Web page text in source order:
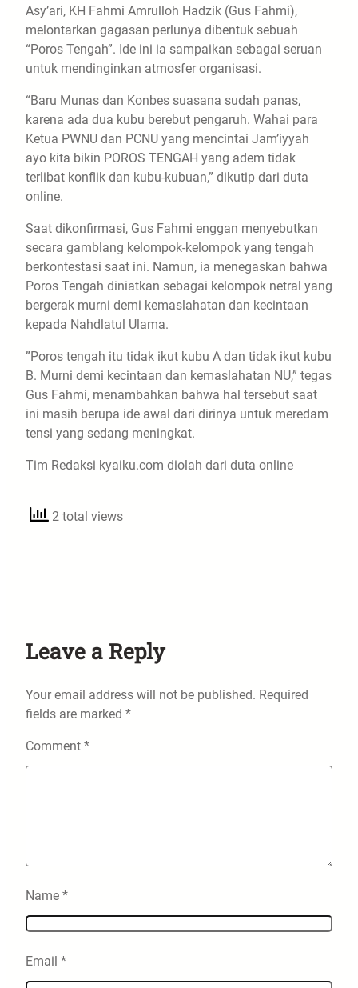
Asy’ari, KH Fahmi Amrulloh Hadzik (Gus Fahmi),
melontarkan gagasan perlunya dibentuk sebuah
“Poros Tengah”. Ide ini ia sampaikan sebagai seruan
untuk mendinginkan atmosfer organisasi.
​“Baru Munas dan Konbes suasana sudah panas,
karena ada dua kubu berebut pengaruh. Wahai para
Ketua PWNU dan PCNU yang mencintai Jam’iyyah
ayo kita bikin POROS TENGAH yang adem tidak
terlibat konflik dan kubu-kubuan,” dikutip dari duta
online.
​Saat dikonfirmasi, Gus Fahmi enggan menyebutkan
secara gamblang kelompok-kelompok yang tengah
berkontestasi saat ini. Namun, ia menegaskan bahwa
Poros Tengah diniatkan sebagai kelompok netral yang
bergerak murni demi kemaslahatan dan kecintaan
kepada Nahdlatul Ulama.
​”Poros tengah itu tidak ikut kubu A dan tidak ikut kubu
B. Murni demi kecintaan dan kemaslahatan NU,” tegas
Gus Fahmi, menambahkan bahwa hal tersebut saat
ini masih berupa ide awal dari dirinya untuk meredam
tensi yang sedang meningkat.
Tim Redaksi kyaiku.com diolah dari duta online
2 total views
Leave a Reply
Your email address will not be published. Required
fields are marked *
Comment *
Name *
Email *